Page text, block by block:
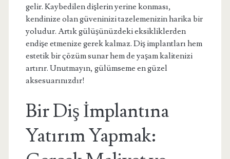
gelir. Kaybedilen dişlerin yerine konması,
kendinize olan güveninizi tazelemenizin harika bir
yoludur. Artık gülüşünüzdeki eksikliklerden
endişe etmenize gerek kalmaz. Diş implantları hem
estetik bir çözüm sunar hem de yaşam kalitenizi
artırır. Unutmayın, gülümseme en güzel
aksesuarınızdır!
Bir Diş İmplantına
Yatırım Yapmak: